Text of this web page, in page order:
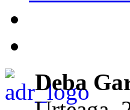
Deba